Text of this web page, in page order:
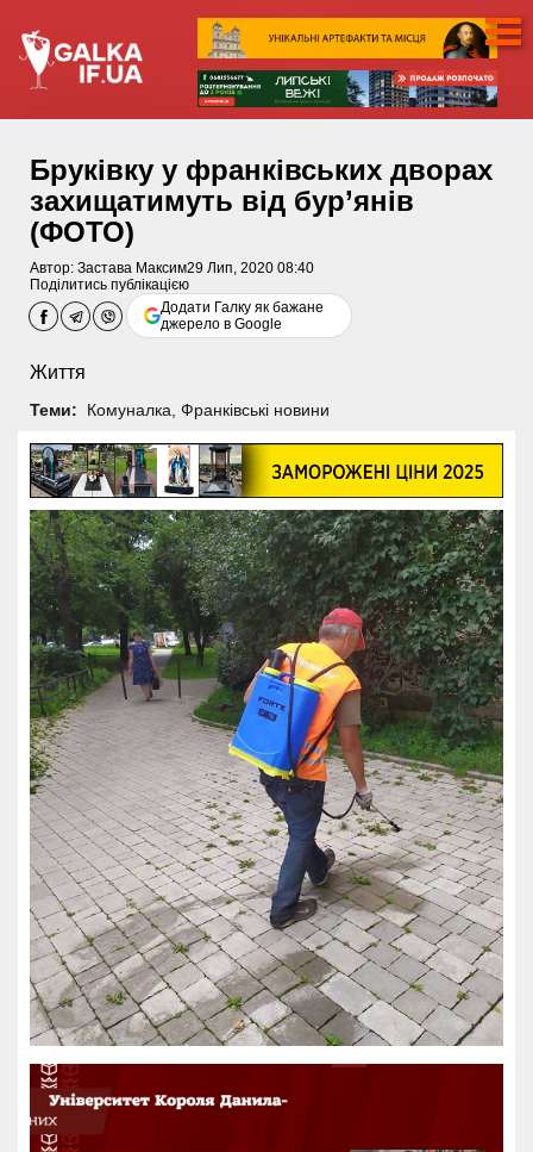
Бруківку у франківських дворах
захищатимуть від бур’янів
(ФОТО)
Автор: Застава Максим29 Лип, 2020 08:40
Поділитись публікацією
Додати Галку як бажане
джерело в Google
Життя
Теми: Комуналка Франківські новини